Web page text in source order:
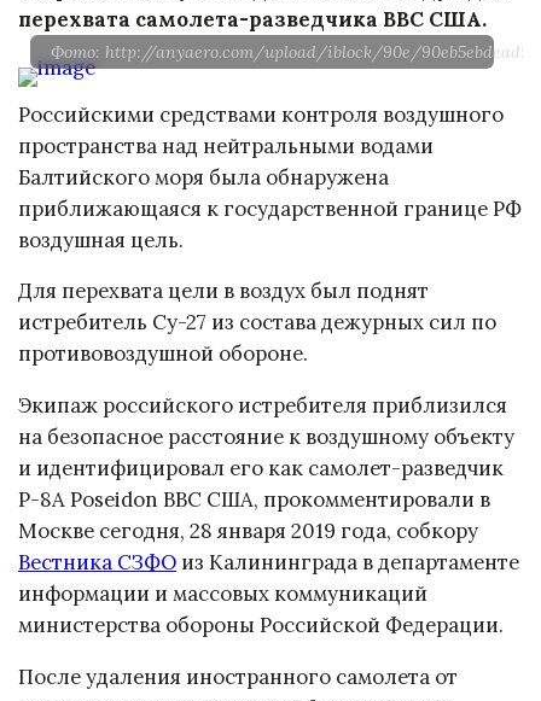
перехвата самолета-разведчика ВВС США.
Фото: http://anyaero.com/upload/iblock/90e/
Российскими средствами контроля воздушного
пространства над нейтральными водами
Балтийского моря была обнаружена
приближающаяся к государственной границе РФ
воздушная цель.
Для перехвата цели в воздух был поднят
истребитель Су-27 из состава дежурных сил по
противовоздушной обороне.
Экипаж российского истребителя приблизился
на безопасное расстояние к воздушному объекту
и идентифицировал его как самолет-разведчик
P-8A Poseidon ВВС США, прокомментировали в
Москве сегодня, 28 января 2019 года, собкору
Вестника СЗФО из Калининграда в департаменте
информации и массовых коммуникаций
министерства обороны Российской Федерации.
После удаления иностранного самолета от